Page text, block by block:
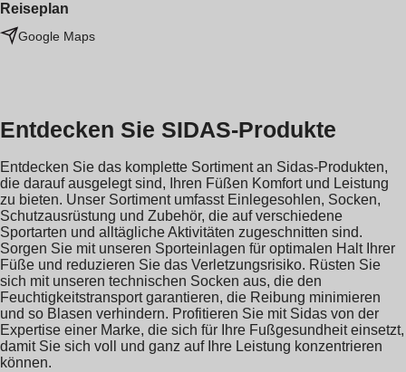
Reiseplan
Google Maps
Entdecken Sie SIDAS-Produkte
Entdecken Sie das komplette Sortiment an Sidas-Produkten,
die darauf ausgelegt sind, Ihren Füßen Komfort und Leistung
zu bieten. Unser Sortiment umfasst Einlegesohlen, Socken,
Schutzausrüstung und Zubehör, die auf verschiedene
Sportarten und alltägliche Aktivitäten zugeschnitten sind.
Sorgen Sie mit unseren Sporteinlagen für optimalen Halt Ihrer
Füße und reduzieren Sie das Verletzungsrisiko. Rüsten Sie
sich mit unseren technischen Socken aus, die den
Feuchtigkeitstransport garantieren, die Reibung minimieren
und so Blasen verhindern. Profitieren Sie mit Sidas von der
Expertise einer Marke, die sich für Ihre Fußgesundheit einsetzt,
damit Sie sich voll und ganz auf Ihre Leistung konzentrieren
können.